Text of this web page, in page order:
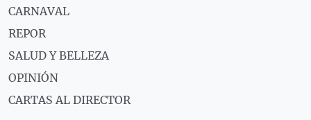
CARNAVAL
REPOR
SALUD Y BELLEZA
OPINIÓN
CARTAS AL DIRECTOR